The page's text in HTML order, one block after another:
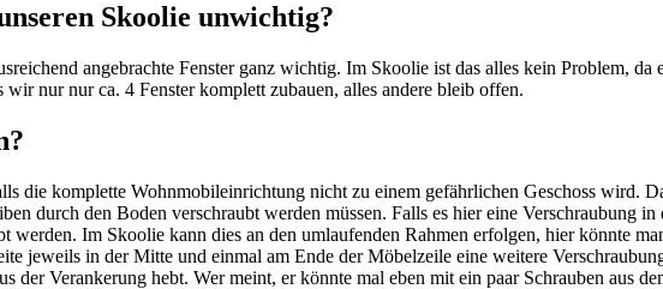
Skoolie unwichtig?
angebrachte Fenster ganz wichtig. Im Skoolie ist das alles kein Problem,
nur nur ca. 4 Fenster komplett zubauen, alles andere bleib offen.
die komplette Wohnmobileinrichtung nicht zu einem gefährlichen Geschoss wird.
durch den Boden verschraubt werden müssen. Falls es hier eine Verschraubung
werden. Im Skoolie kann dies an den umlaufenden Rahmen erfolgen, hier könnte
jeweils in der Mitte und einmal am Ende der Möbelzeile eine weitere
der Verankerung hebt. Wer meint, er könnte mal eben mit ein paar Schrauben aus